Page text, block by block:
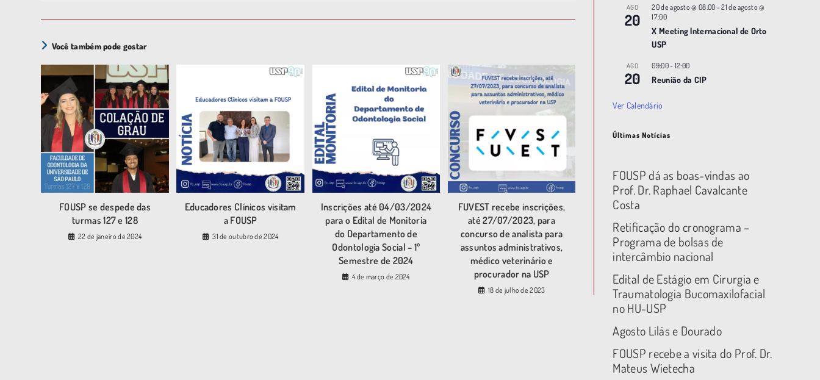
Você também pode gostar
FOUSP se despede das
turmas 127 e 128
22 de janeiro de 2024
Educadores Clínicos visitam
a FOUSP
31 de outubro de 2024
Inscrições até 04/03/2024
para o Edital de Monitoria
do Departamento de
Odontologia Social – 1º
Semestre de 2024
4 de março de 2024
FUVEST recebe inscrições,
até 27/07/2023, para
concurso de analista para
assuntos administrativos,
médico veterinário e
procurador na USP
18 de julho de 2023
AGO
20
20 de agosto @ 08:00 -21 de agosto @
17:00
X Meeting |nternacional de Orto
USP
AGO
20
09:00- 12:00
Reunião da CIP
Ver Calendário
Últimas Notícias
FOUSP dá as boas-vindas ao
Prof. Dr. Raphael Cavalcante
Costa
Retificação do cronograma –
Programa de bolsas de
intercâmbio nacional
Edital de Estágio em Cirurgia e
Traumatologia Bucomaxilofacial
no HU-USP
Agosto Lilás e Dourado
FOUSP recebe a visita do Prof. Dr.
Mateus Wietecha